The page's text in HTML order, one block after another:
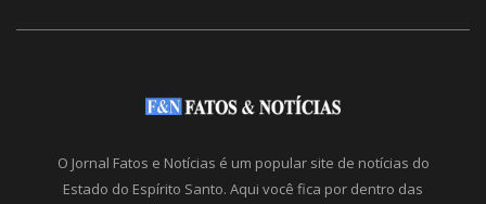
O Jornal Fatos e Notícias é um popular site de notícias do
Estado do Espírito Santo. Aqui você fica por dentro das